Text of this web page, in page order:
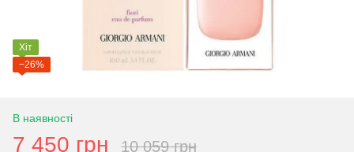
Хіт
−26%
В наявності
7 450 грн 10 059 грн